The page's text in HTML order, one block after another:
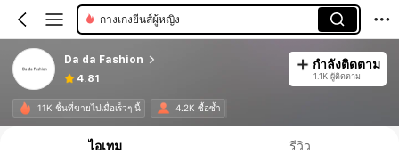
กางเกงขาสั้นเดนิมผู้หญิง
Da da Fashion
4.81
กำลังติดตาม
1.1K ผู้ติดตาม
11K ชิ้นที่ขายไปเมื่อเร็วๆ นี้ 4.2K ซื้อซ้ำ
ไอเทม รีวิว